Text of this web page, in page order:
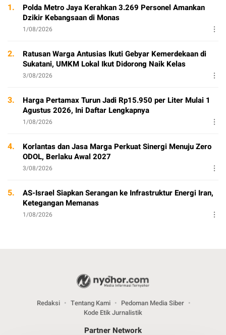
1.
Polda Metro Jaya Kerahkan 3.269 Personel Amankan
Dzikir Kebangsaan di Monas
1/08/2026
2.
Ratusan Warga Antusias Ikuti Gebyar Kemerdekaan di
Sukatani, UMKM Lokal Ikut Didorong Naik Kelas
3/08/2026
3.
Harga Pertamax Turun Jadi Rp15.950 per Liter Mulai 1
Agustus 2026, Ini Daftar Lengkapnya
1/08/2026
4.
Korlantas dan Jasa Marga Perkuat Sinergi Menuju Zero
ODOL, Berlaku Awal 2027
3/08/2026
5.
AS-Israel Siapkan Serangan ke Infrastruktur Energi Iran,
Ketegangan Memanas
1/08/2026
Redaksi Tentang Kami
Pedoman Media Siber
Kode Etik Jurnalistik
Partner Network